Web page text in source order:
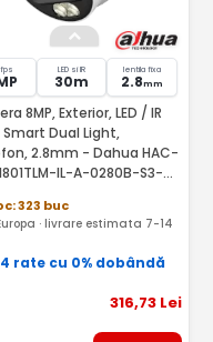
LED si IR
30m
lentila fixa
2.8mm
8MP, Exterior, LED / IR
Dual Light,
2.8mm - Dahua HAC-
IL-A-0280B-S3-
323 buc
· livrare estimata 7-14
4 rate cu 0% dobândă
316,73 Lei